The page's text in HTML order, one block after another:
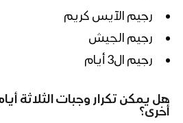
رجيم الآيس كريم
رجيم الجيش
رجيم ال3 أيام
هل يمكن تكرار وجبات الثلاثة
أخرى؟